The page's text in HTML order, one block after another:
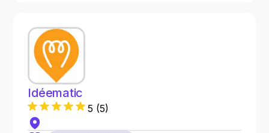
Idéematic
5 (5)